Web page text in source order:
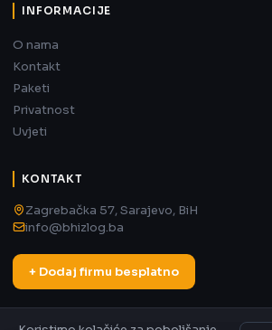
INFORMACIJE
O nama
Kontakt
Paketi
Privatnost
Uvjeti
KONTAKT
Zagrebačka 57, Sarajevo, BiH
info@bhizlog.ba
+ Dodaj firmu besplatno